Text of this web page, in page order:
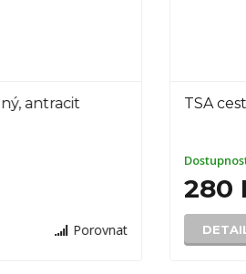
zámek kódovatelný, červený